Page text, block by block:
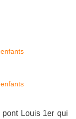
Louis 1er qui